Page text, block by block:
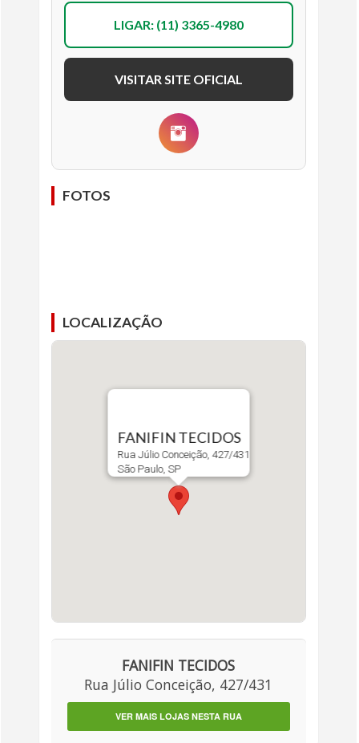
LIGAR: (11) 3365-4980
VISITAR SITE OFICIAL
FOTOS
LOCALIZAÇÃO
FANIFIN TECIDOS
Rua Júlio Conceição, 427/431
São Paulo, SP
FANIFIN TECIDOS
Rua Júlio Conceição, 427/431
VER MAIS LOJAS NESTA RUA